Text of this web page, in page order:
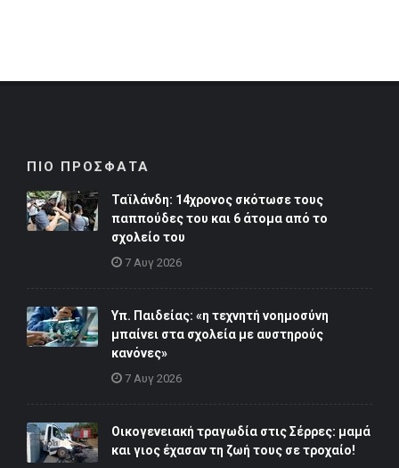
ΠΙΟ ΠΡΟΣΦΑΤΑ
Ταϊλάνδη: 14χρονος σκότωσε τους
παππούδες του και 6 άτομα από το
σχολείο του
7 Αυγ 2026
Υπ. Παιδείας: «η τεχνητή νοημοσύνη
μπαίνει στα σχολεία με αυστηρούς
κανόνες»
7 Αυγ 2026
Οικογενειακή τραγωδία στις Σέρρες: μαμά
και γιος έχασαν τη ζωή τους σε τροχαίο!